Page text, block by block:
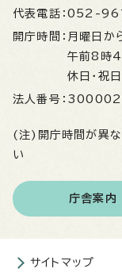
代表電話： 052-
開庁時間： 月曜日か
午前8時
休日・祝
法人番号：
(注)開庁時間が異な
い
庁舎案内
サイトマップ